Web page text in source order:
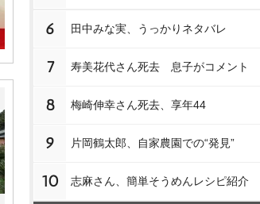
6 田中みな実、うっかりネタバレ
7 寿美花代さん死去 息子がコメント
8 梅崎伸幸さん死去、享年44
9 片岡鶴太郎、自家農園での“発見”
10 志麻さん、簡単そうめんレシピ紹介